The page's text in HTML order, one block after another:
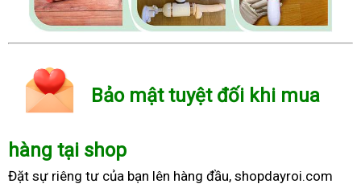
Bảo mật tuyệt đối khi mua
hàng tại shop
Đặt sự riêng tư của bạn lên hàng đầu, shopdayroi.com